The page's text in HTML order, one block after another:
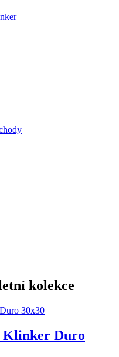
kolekce
Klinker Duro